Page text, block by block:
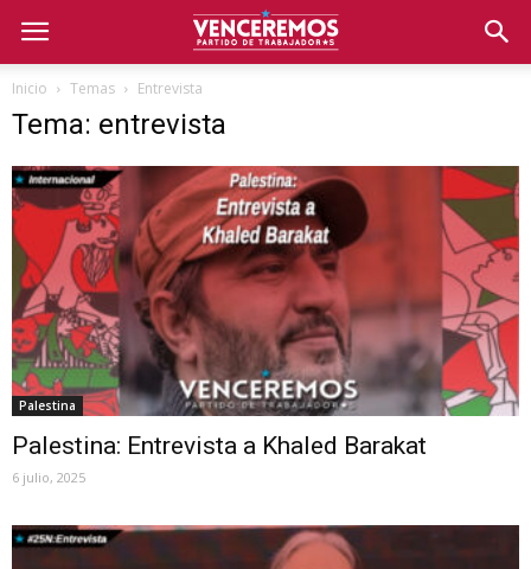
Inicio Temas Entrevista
Tema: entrevista
Palestina
Palestina: Entrevista a Khaled Barakat
6 julio, 2025